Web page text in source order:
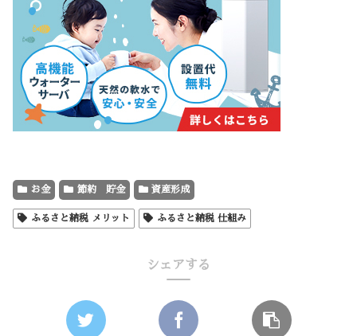
お金 節約 貯金 資産形成
ふるさと納税 メリット ふるさと納税 仕組み
シェアする